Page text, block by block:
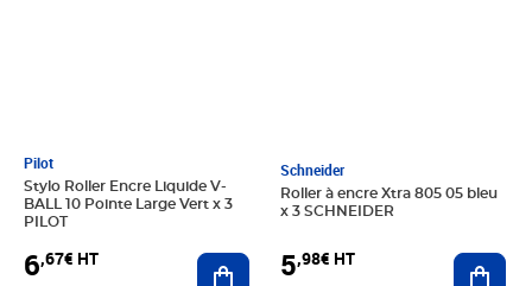
Pilot
Stylo Roller Encre Liquide V-
BALL 10 Pointe Large Vert x 3
PILOT
6,67€ HT Ajouter au panier
Schneider
Roller à encre Xtra 805 05 bleu
x 3 SCHNEIDER
5,98€ HT